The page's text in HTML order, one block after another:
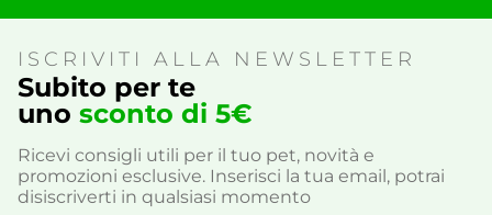
ISCRIVITI ALLA NEWSLETTER
Subito per te
uno sconto di 5€
Ricevi consigli utili per il tuo pet, novità e
promozioni esclusive. Inserisci la tua email, potrai
disiscriverti in qualsiasi momento